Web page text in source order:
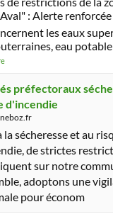
: Alerte renforcée
les eaux
eau potable
préfectoraux
d'incendie
la sécheresse et au
de strictes
sur notre
adoptons une
pour économ